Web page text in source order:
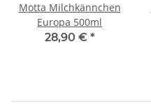
Motta Milchkännchen
Europa 500ml
28,90 € *